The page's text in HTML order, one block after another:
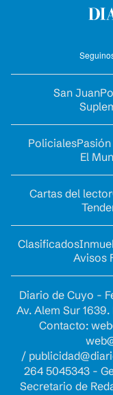
San Juan
Policiales
El
Cartas del lector
Clasificados
Avisos
Diario de Cuyo -
Av. Alem Sur
Contacto:
/
264 5045343 -
Secretario de